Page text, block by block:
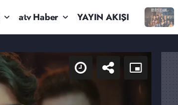
atv Haber YAYIN AKIŞI